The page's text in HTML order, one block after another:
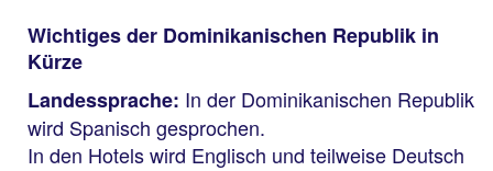
Wichtiges der Dominikanischen Republik in
Kürze
Landessprache: In der Dominikanischen Republik
wird Spanisch gesprochen.
In den Hotels wird Englisch und teilweise Deutsch